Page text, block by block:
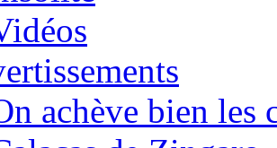
achève bien les